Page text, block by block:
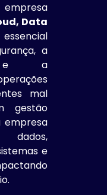
Data
essencial
a
e a
mal
gestão
empresa
e